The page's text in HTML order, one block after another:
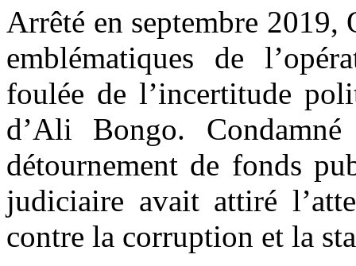
Arrêté en septembre
emblématiques de
foulée de l’incertitude
d’Ali Bongo.
détournement de fonds
judiciaire avait attiré
contre la corruption et la